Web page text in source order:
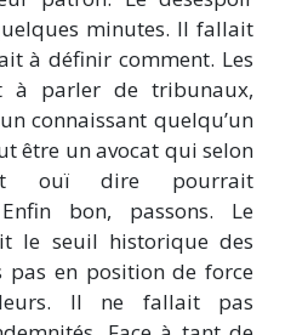
minutes. Il fallait
à définir comment. Les
à parler de tribunaux,
connaissant quelqu’un
être un avocat qui selon
ouï dire pourrait
bon, passons. Le
le seuil historique des
pas en position de force
Il ne fallait pas